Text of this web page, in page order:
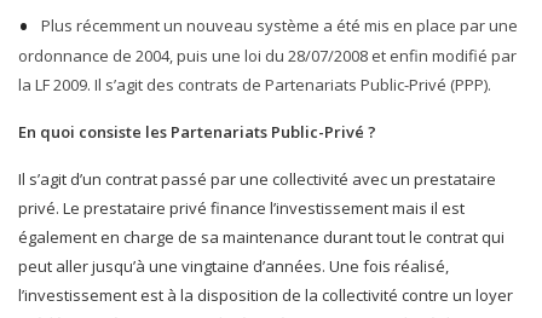
Plus récemment un nouveau système a été mis en place par une
ordonnance de 2004, puis une loi du 28/07/2008 et enfin modifié par
la LF 2009. Il s’agit des contrats de Partenariats Public-Privé (PPP).
En quoi consiste les Partenariats Public-Privé ?
Il s’agit d’un contrat passé par une collectivité avec un prestataire
privé. Le prestataire privé finance l’investissement mais il est
également en charge de sa maintenance durant tout le contrat qui
peut aller jusqu’à une vingtaine d’années. Une fois réalisé,
l’investissement est à la disposition de la collectivité contre un loyer